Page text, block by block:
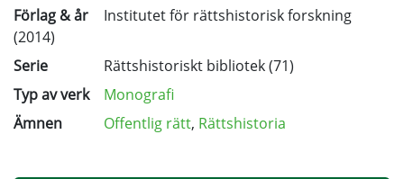
Förlag & år
Institutet för rättshistorisk forskning
(2014)
Serie
Rättshistoriskt bibliotek(71)
Typ av verk
Monografi
Ämnen
Offentlig rätt, Rättshistoria